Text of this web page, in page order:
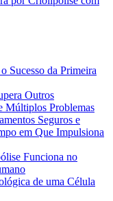
Sucesso da Primeira
Outros
Múltiplos Problemas
Seguros e
em Que Impulsiona
Funciona no
de uma Célula